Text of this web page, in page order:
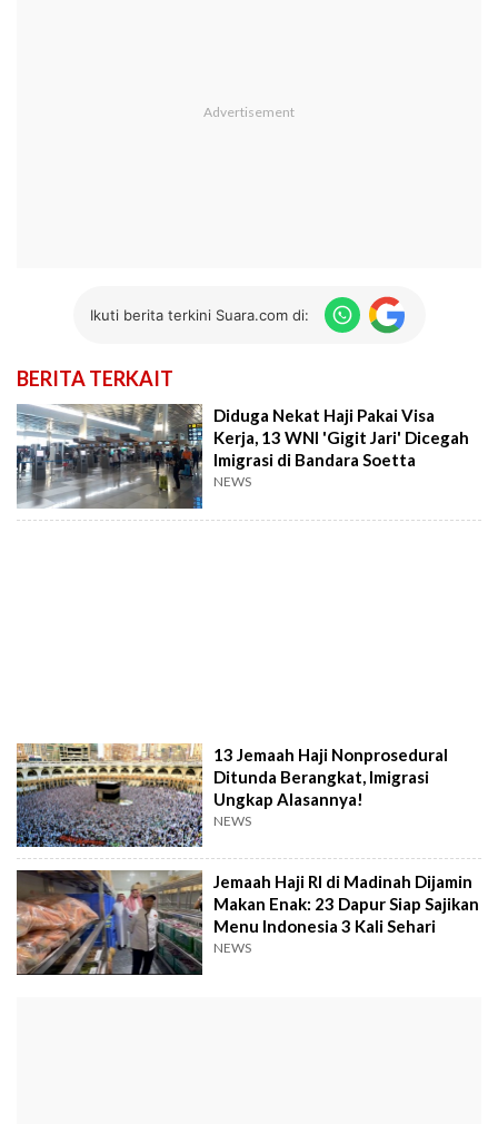
Ikuti berita terkini Suara.com di:
BERITA TERKAIT
Diduga Nekat Haji Pakai Visa
Kerja, 13 WNI 'Gigit Jari' Dicegah
Imigrasi di Bandara Soetta
NEWS
13 Jemaah Haji Nonprosedural
Ditunda Berangkat, Imigrasi
Ungkap Alasannya!
NEWS
Jemaah Haji RI di Madinah Dijamin
Makan Enak: 23 Dapur Siap Sajikan
Menu Indonesia 3 Kali Sehari
NEWS